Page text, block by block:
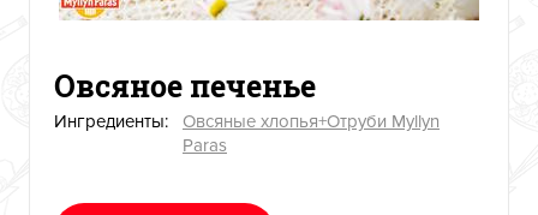
Овсяное печенье
Ингредиенты:
Овсяные хлопья+Отруби Myllyn
Paras